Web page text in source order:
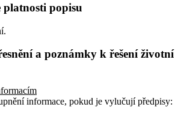
platnosti popisu
a poznámky k řešení životní
informace, pokud je vylučují předpisy: